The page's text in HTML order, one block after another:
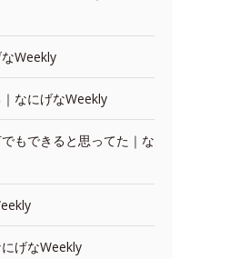
Weekly
なにげなWeekly
もできると思ってた｜な
げなWeekly